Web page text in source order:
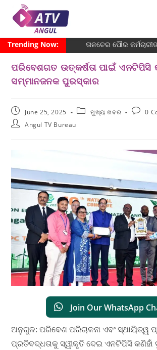
Trending Now: ତାଳଚେର ପୌର
ପରିବେଶଗତ ଉତ୍କର୍ଷତା ପାଇଁ ଏନଟିପିସି
ସମ୍ମାନଜନକ ପୁରସ୍କାର
June 25, 2025 ମୁଖ୍ୟ ଖବର
0
Angul TV Bureau
Join Our WhatsApp
ଅନୁଗୁଳ: ପରିବେଶ ପରିଚାଳନା ଏବଂ ସ୍ଥାୟିତ୍ୱ
ପ୍ରତିବଦ୍ଧତାକୁ ସ୍ୱୀକୃତି ଦେଇ ଏନଟିପିସି